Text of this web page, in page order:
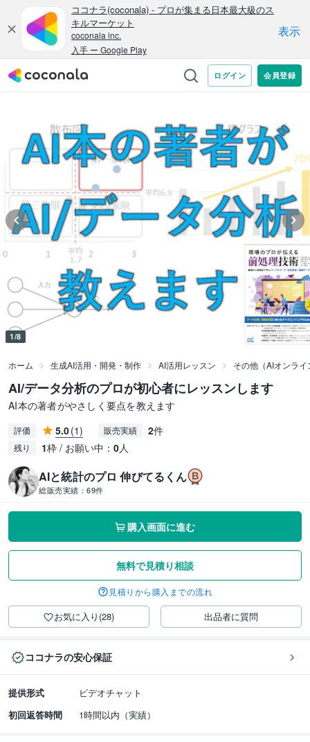
1/8
ホーム 生成AI活用・開発・制作 AI活用レッスン その他（AIオンラ
AI/データ分析のプロが初心者にレッスンします
AI本の著者がやさしく要点を教えます
評価 5.0(1) 販売実績 2件
残り 1枠 / お願い中： 0人
AIと統計のプロ 伸びてるくん
総販売実績： 69件
購入画面に進む
無料で見積り相談
見積りから購入までの流れ
お気に入り(28) 出品者に質問
ココナラの安心保証
提供形式
ビデオチャット
初回返答時間
1時間以内（実績）